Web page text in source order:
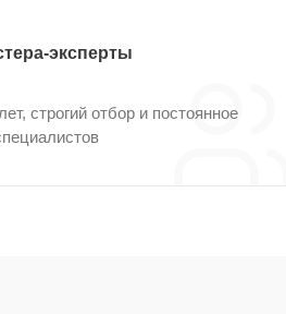
эксперты
строгий отбор и постоянное